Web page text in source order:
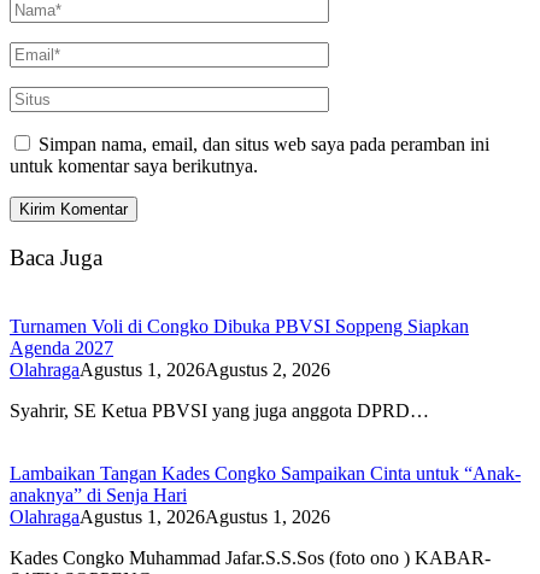
Simpan nama, email, dan situs web saya pada peramban ini
untuk komentar saya berikutnya.
Baca Juga
Turnamen Voli di Congko Dibuka PBVSI Soppeng Siapkan
Agenda 2027
OlahragaAgustus 1, 2026Agustus 2, 2026
Syahrir, SE Ketua PBVSI yang juga anggota DPRD…
Lambaikan Tangan Kades Congko Sampaikan Cinta untuk “Anak-
anaknya” di Senja Hari
OlahragaAgustus 1, 2026Agustus 1, 2026
Kades Congko Muhammad Jafar.S.S.Sos (foto ono ) KABAR-